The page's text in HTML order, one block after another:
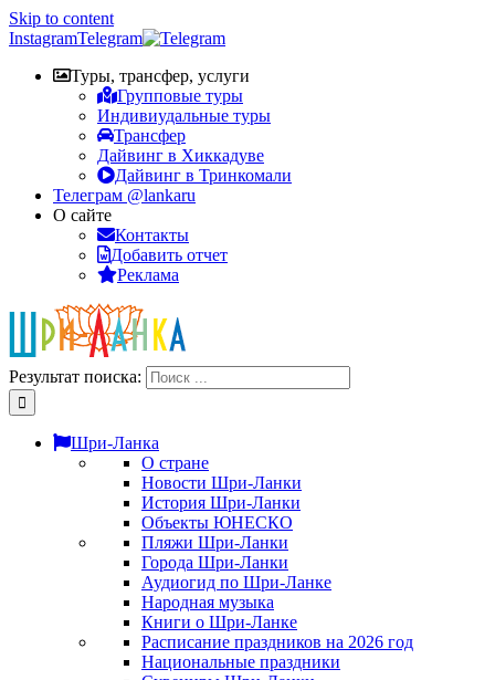
Skip to content
InstagramTelegram
Туры, трансфер, услуги
Групповые туры
Индивиудальные туры
Трансфер
Дайвинг в Хиккадуве
Дайвинг в Тринкомали
Телеграм @lankaru
О сайте
Контакты
Добавить отчет
Реклама
Результат поиска:
Шри-Ланка
О стране
Новости Шри-Ланки
История Шри-Ланки
Объекты ЮНЕСКО
Пляжи Шри-Ланки
Города Шри-Ланки
Аудиогид по Шри-Ланке
Народная музыка
Книги о Шри-Ланке
Расписание праздников на 2026 год
Национальные праздники